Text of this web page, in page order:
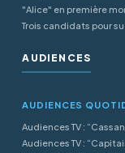
"Alice" en première
Trois candidats pour
AUDIENCES
AUDIENCES
Audiences TV :
Audiences TV :